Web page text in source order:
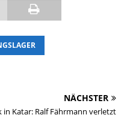
NÄCHSTER
in Katar: Ralf Fährmann verletzt